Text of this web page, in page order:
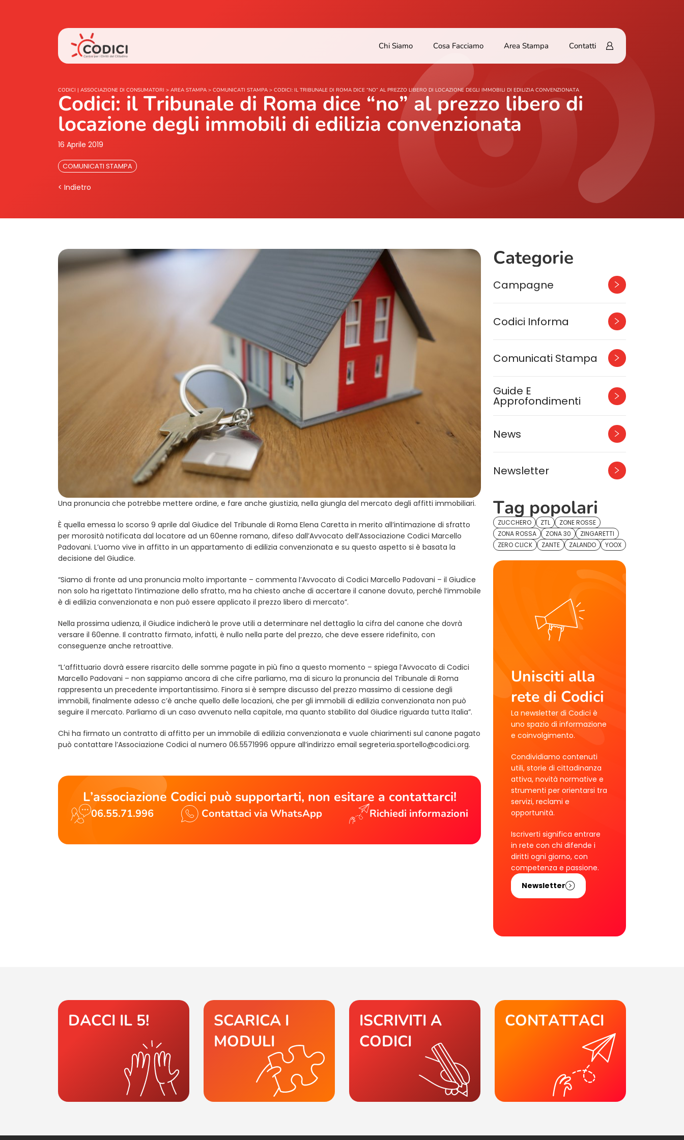
Chi Siamo Cosa Facciamo Area Stampa Contatti
CODICI | ASSOCIAZIONE DI CONSUMATORI > AREA STAMPA > COMUNICATI STAMPA > CODICI: IL TRIBUNALE DI ROMA DICE “NO” AL PREZZO LIBERO DI LOCAZIONE DEGLI IMMOBILI DI EDILIZIA CONVENZIONATA
Codici: il Tribunale di Roma dice “no” al prezzo libero di
locazione degli immobili di edilizia convenzionata
16 Aprile 2019
COMUNICATI STAMPA
< Indietro
Una pronuncia che potrebbe mettere ordine, e fare anche giustizia, nella giungla del mercato degli affitti immobiliari.
È quella emessa lo scorso 9 aprile dal Giudice del Tribunale di Roma Elena Caretta in merito all’intimazione di sfratto
per morosità notificata dal locatore ad un 60enne romano, difeso dall’Avvocato dell’Associazione Codici Marcello
Padovani. L’uomo vive in affitto in un appartamento di edilizia convenzionata e su questo aspetto si è basata la
decisione del Giudice.
“Siamo di fronte ad una pronuncia molto importante – commenta l’Avvocato di Codici Marcello Padovani – il Giudice
non solo ha rigettato l’intimazione dello sfratto, ma ha chiesto anche di accertare il canone dovuto, perché l’immobile
è di edilizia convenzionata e non può essere applicato il prezzo libero di mercato”.
Nella prossima udienza, il Giudice indicherà le prove utili a determinare nel dettaglio la cifra del canone che dovrà
versare il 60enne. Il contratto firmato, infatti, è nullo nella parte del prezzo, che deve essere ridefinito, con
conseguenze anche retroattive.
“L’affittuario dovrà essere risarcito delle somme pagate in più fino a questo momento – spiega l’Avvocato di Codici
Marcello Padovani – non sappiamo ancora di che cifre parliamo, ma di sicuro la pronuncia del Tribunale di Roma
rappresenta un precedente importantissimo. Finora si è sempre discusso del prezzo massimo di cessione degli
immobili, finalmente adesso c’è anche quello delle locazioni, che per gli immobili di edilizia convenzionata non può
seguire il mercato. Parliamo di un caso avvenuto nella capitale, ma quanto stabilito dal Giudice riguarda tutta Italia”.
Chi ha firmato un contratto di affitto per un immobile di edilizia convenzionata e vuole chiarimenti sul canone pagato
può contattare l’Associazione Codici al numero 06.5571996 oppure all’indirizzo email segreteria.sportello@codici.org.
L’associazione Codici può supportarti, non esitare a contattarci!
06.55.71.996 Contattaci via WhatsApp Richiedi informazioni
Categorie
Campagne
Codici Informa
Comunicati Stampa
Guide E
Approfondimenti
News
Newsletter
Tag popolari
ZUCCHERO ZTL
ZONE ROSSE
ZONA ROSSA
ZONA 30
ZINGARETTI
ZERO CLICK
ZANTE ZALANDO YOOX
Unisciti alla
rete di Codici
La newsletter di Codici è
uno spazio di informazione
e coinvolgimento.
Condividiamo contenuti
utili, storie di cittadinanza
attiva, novità normative e
strumenti per orientarsi tra
servizi, reclami e
opportunità.
Iscriverti significa entrare
in rete con chi difende i
diritti ogni giorno, con
competenza e passione.
Newsletter
DACCI IL 5!
SCARICA I
MODULI
ISCRIVITI A
CODICI
CONTATTACI